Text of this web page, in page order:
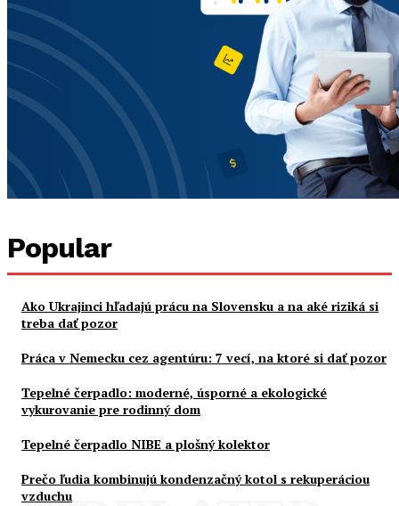
Popular
Ako Ukrajinci hľadajú prácu na Slovensku a na aké riziká si
treba dať pozor
Práca v Nemecku cez agentúru: 7 vecí, na ktoré si dať pozor
Tepelné čerpadlo: moderné, úsporné a ekologické
vykurovanie pre rodinný dom
Tepelné čerpadlo NIBE a plošný kolektor
Prečo ľudia kombinujú kondenzačný kotol s rekuperáciou
vzduchu